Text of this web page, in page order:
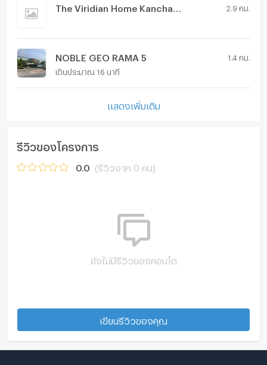
2.9 กม.
NOBLE GEO RAMA 5 1.4 กม.
เดินประมาณ 16 นาที
แสดงเพิ่มเติม
รีวิวของโครงการ
0.0 (รีวิวจาก 0 คน)
ยังไม่มีรีวิวของคอนโด
เขียนรีวิวของคุณ